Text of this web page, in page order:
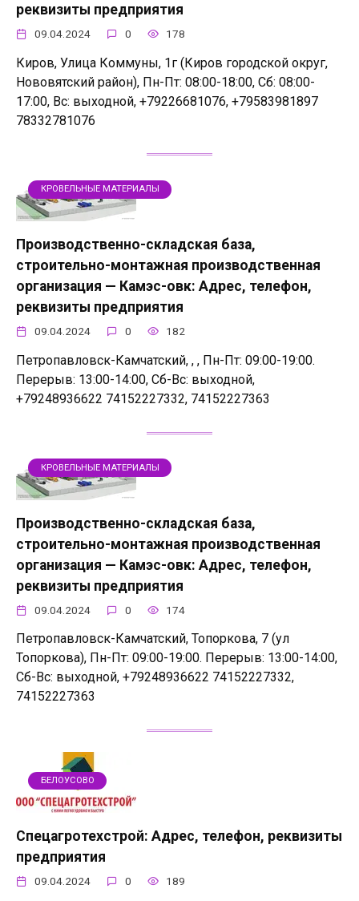
реквизиты предприятия
09.04.2024 0 178
Киров, Улица Коммуны, 1г (Киров городской округ,
Нововятский район), Пн-Пт: 08:00-18:00, Сб: 08:00-
17:00, Вс: выходной, +79226681076, +79583981897
78332781076
КРОВЕЛЬНЫЕ МАТЕРИАЛЫ
Производственно-складская база,
строительно-монтажная производственная
организация — Камэс-овк: Адрес, телефон,
реквизиты предприятия
09.04.2024 0 182
Петропавловск-Камчатский, , , Пн-Пт: 09:00-19:00.
Перерыв: 13:00-14:00, Сб-Вс: выходной,
+79248936622 74152227332, 74152227363
КРОВЕЛЬНЫЕ МАТЕРИАЛЫ
Производственно-складская база,
строительно-монтажная производственная
организация — Камэс-овк: Адрес, телефон,
реквизиты предприятия
09.04.2024 0 174
Петропавловск-Камчатский, Топоркова, 7 (ул
Топоркова), Пн-Пт: 09:00-19:00. Перерыв: 13:00-14:00,
Сб-Вс: выходной, +79248936622 74152227332,
74152227363
БЕЛОУСОВО
Спецагротехстрой: Адрес, телефон, реквизиты
предприятия
09.04.2024 0 189